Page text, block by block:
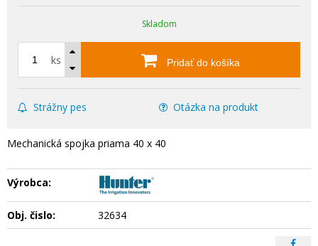
Skladom
ks Pridať do košíka
Strážny pes Otázka na produkt
Mechanická spojka priama 40 x 40
Výrobca:
Obj. čislo: 32634